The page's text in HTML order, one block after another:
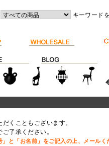
キーワード
くこともございます。
了承ください。
と「お名前」をご記入の上、メール